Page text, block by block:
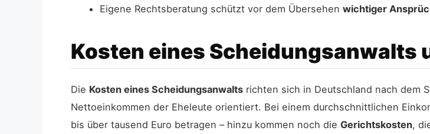
Eigene Rechtsberatung schützt vor dem Übersehen wichtiger
Kosten eines Scheidungsanwalts
Die Kosten eines Scheidungsanwalts richten sich in Deutschland nach dem
Nettoeinkommen der Eheleute orientiert. Bei einem durchschnittlichen
bis über tausend Euro betragen – hinzu kommen noch die Gerichtskosten,